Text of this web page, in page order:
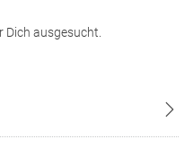
ausgesucht.